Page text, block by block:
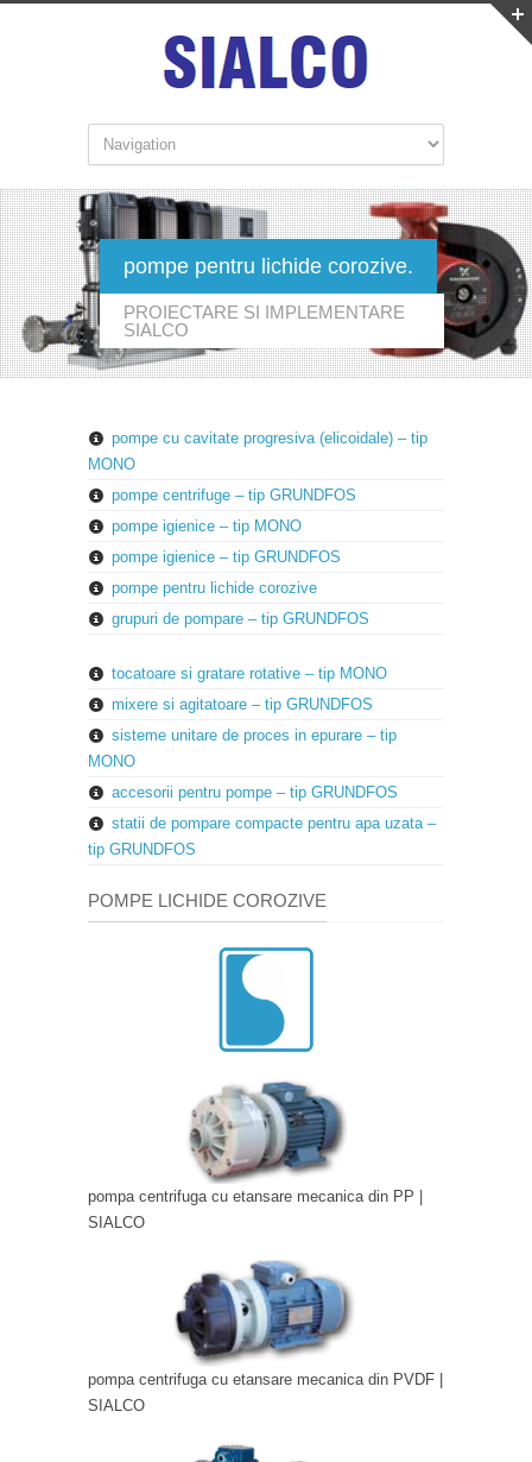
pompe pentru lichide corozive.
PROIECTARE SI IMPLEMENTARE
SIALCO
pompe cu cavitate progresiva (elicoidale) – tip
MONO
pompe centrifuge – tip GRUNDFOS
pompe igienice – tip MONO
pompe igienice – tip GRUNDFOS
pompe pentru lichide corozive
grupuri de pompare – tip GRUNDFOS
tocatoare si gratare rotative – tip MONO
mixere si agitatoare – tip GRUNDFOS
sisteme unitare de proces in epurare – tip
MONO
accesorii pentru pompe – tip GRUNDFOS
statii de pompare compacte pentru apa uzata –
tip GRUNDFOS
POMPE LICHIDE COROZIVE
pompa centrifuga cu etansare mecanica din PP |
SIALCO
pompa centrifuga cu etansare mecanica din PVDF |
SIALCO